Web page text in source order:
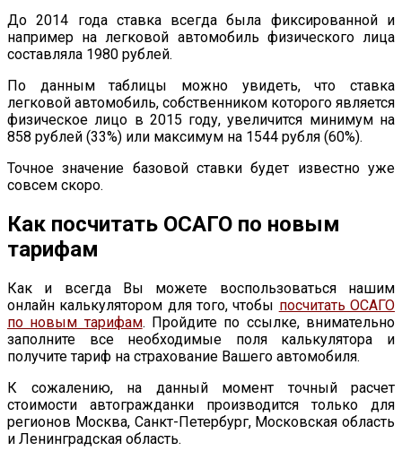
До 2014 года ставка всегда была фиксированной и
например на легковой автомобиль физического лица
составляла 1980 рублей.
По данным таблицы можно увидеть, что ставка
легковой автомобиль, собственником которого является
физическое лицо в 2015 году, увеличится минимум на
858 рублей (33%) или максимум на 1544 рубля (60%).
Точное значение базовой ставки будет известно уже
совсем скоро.
Как посчитать ОСАГО по новым
тарифам
Как и всегда Вы можете воспользоваться нашим
онлайн калькулятором для того, чтобы посчитать ОСАГО
по новым тарифам. Пройдите по ссылке, внимательно
заполните все необходимые поля калькулятора и
получите тариф на страхование Вашего автомобиля.
К сожалению, на данный момент точный расчет
стоимости автогражданки производится только для
регионов Москва, Санкт-Петербург, Московская область
и Ленинградская область.